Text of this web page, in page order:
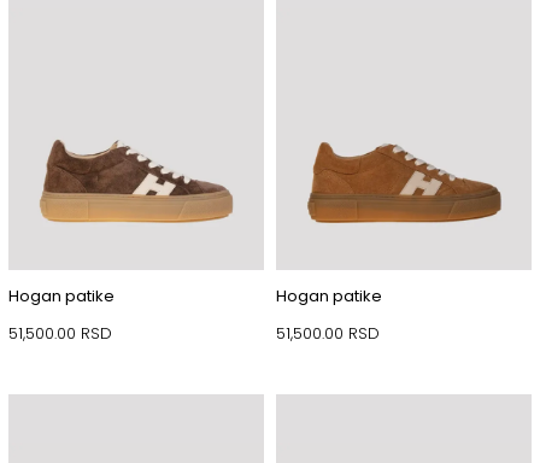
Hogan patike
51,500.00 RSD
Hogan patike
51,500.00 RSD